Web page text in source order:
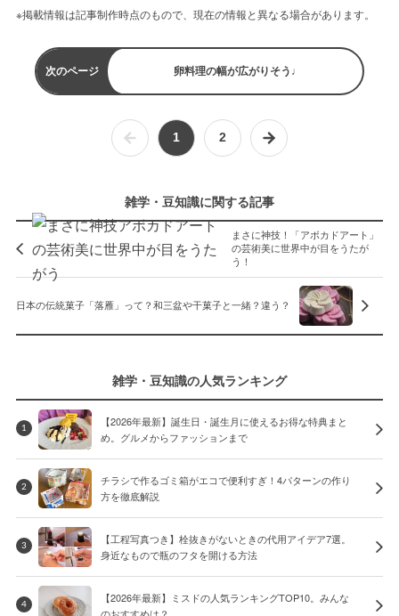
※掲載情報は記事制作時点のもので、現在の情報と異なる場合があります。
次のページ 卵料理の幅が広がりそう♩
1 2
雑学・豆知識に関する記事
まさに神技！「アボカドアート」
の芸術美に世界中が目をうたが
う！
日本の伝統菓子「落雁」って？和三盆や干菓子と一緒？違う？
雑学・豆知識の人気ランキング
1
【2026年最新】誕生日・誕生月に使えるお得な特典まと
め。グルメからファッションまで
2
チラシで作るゴミ箱がエコで便利すぎ！4パターンの作り
方を徹底解説
3
【工程写真つき】栓抜きがないときの代用アイデア7選。
身近なもので瓶のフタを開ける方法
4
【2026年最新】ミスドの人気ランキングTOP10。みんな